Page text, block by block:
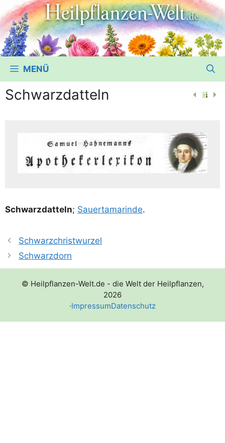
MENÜ
Schwarzdatteln
Schwarz­dat­teln; Sau­er­ta­ma­rin­de.
Schwarzchristwurzel
Schwarzdorn
© Heilpflanzen-Welt.de - die Welt der Heilpflanzen,
2026
·ImpressumDatenschutz